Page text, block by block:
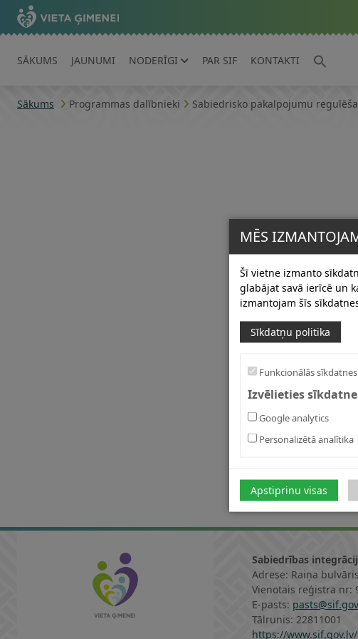
SĀKUMS JAUNUMI NODERĪGI PAR SIF KONTAKTI
Sākums Programmas dalībnieki Sabiedrisko pakalpojumu
Sabiedrības
Adrese: Raiņa
Vienotais reģistra nr:
E-pasts:
Tālrunis: 22811001
https://www.sif.gov.lv/
MĒS
Šī vietne izmanto
glabājat savā ierīcē un
izmantojam šīs
Sīkdatņu politika
Funkcionālās sīkdatnes
Izvēlieties
Google analytics
Personalizētā analītika
Apstiprinu visas